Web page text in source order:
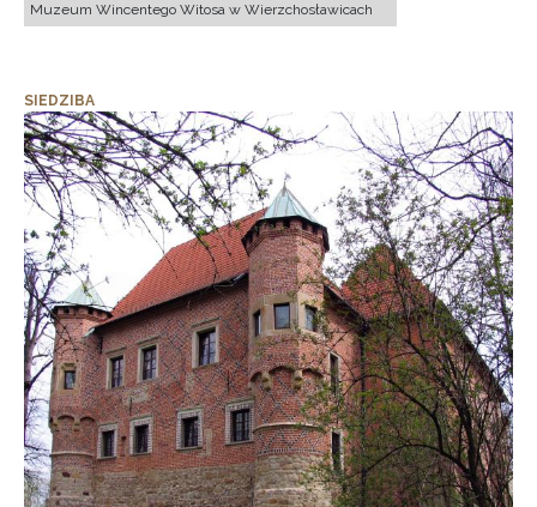
Muzeum Wincentego Witosa w Wierzchosławicach
SIEDZIBA